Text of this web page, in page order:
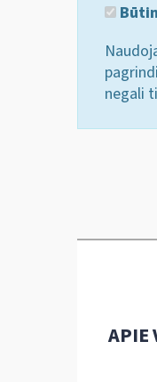
negali
APIE